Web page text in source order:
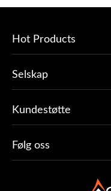
Hot Products
Selskap
Kundestøtte
Følg oss